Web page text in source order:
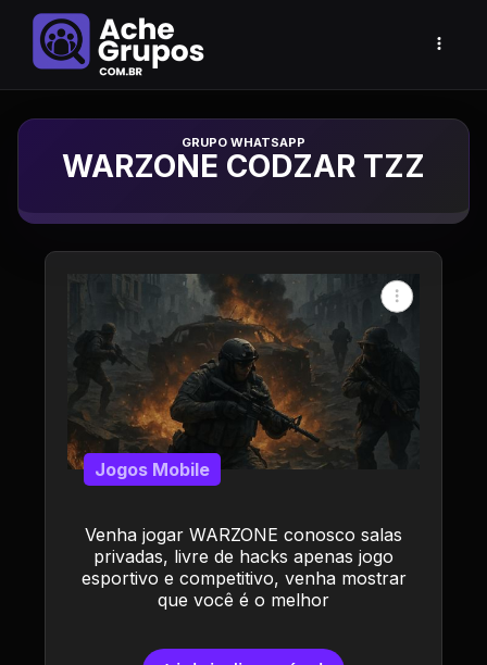
Grupo de Whatsapp
WARZONE CODZAR TZZ
Venha jogar WARZONE conosco salas
privadas, livre de hacks apenas jogo
esportivo e competitivo, venha mostrar
que você é o melhor
Jogos Mobile